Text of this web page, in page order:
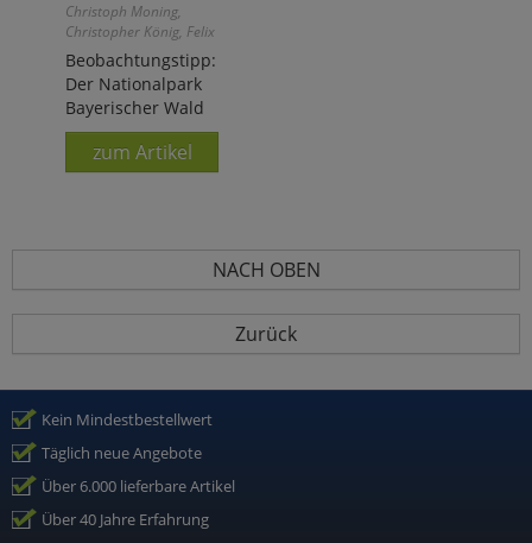
Christoph Moning,
Christopher König, Felix
Weiß
Beobachtungstipp:
Der Nationalpark
Bayerischer Wald
zum Artikel
NACH OBEN
Zurück
Kein Mindestbestellwert
Täglich neue Angebote
Über 6.000 lieferbare Artikel
Über 40 Jahre Erfahrung